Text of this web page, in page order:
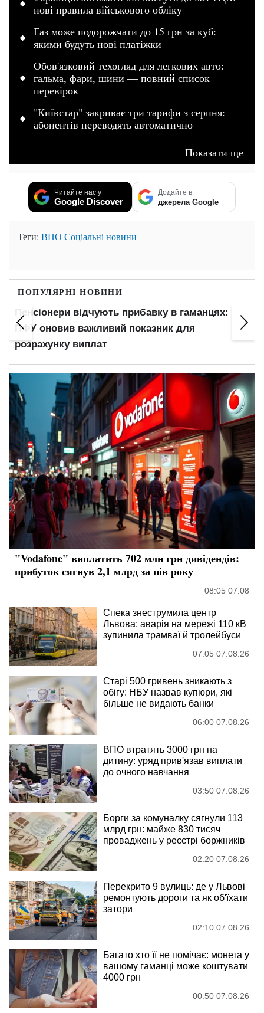
нові правила військового обліку
Газ може подорожчати до 15 грн за куб:
якими будуть нові платіжки
Обов'язковий техогляд для легкових авто:
гальма, фари, шини — повний список
перевірок
"Київстар" закриває три тарифи з серпня:
абонентів переводять автоматично
Показати ще
Читайте нас у
Google Discover
Додайте в
джерела Google
Теги: ВПО Соціальні новини
ПОПУЛЯРНІ НОВИНИ
Пенсіонери відчують прибавку в гаманцях:
ПФУ оновив важливий показник для
розрахунку виплат
"Vodafone" виплатить 702 млн грн дивідендів:
прибуток сягнув 2,1 млрд за пів року
08:05 07.08
Спека знеструмила центр
Львова: аварія на мережі 110 кВ
зупинила трамваї й тролейбуси
07:05 07.08.26
Старі 500 гривень зникають з
обігу: НБУ назвав купюри, які
більше не видають банки
06:00 07.08.26
ВПО втратять 3000 грн на
дитину: уряд прив'язав виплати
до очного навчання
03:50 07.08.26
Борги за комуналку сягнули 113
млрд грн: майже 830 тисяч
проваджень у реєстрі боржників
02:20 07.08.26
Перекрито 9 вулиць: де у Львові
ремонтують дороги та як об'їхати
затори
02:10 07.08.26
Багато хто її не помічає: монета у
вашому гаманці може коштувати
4000 грн
00:50 07.08.26